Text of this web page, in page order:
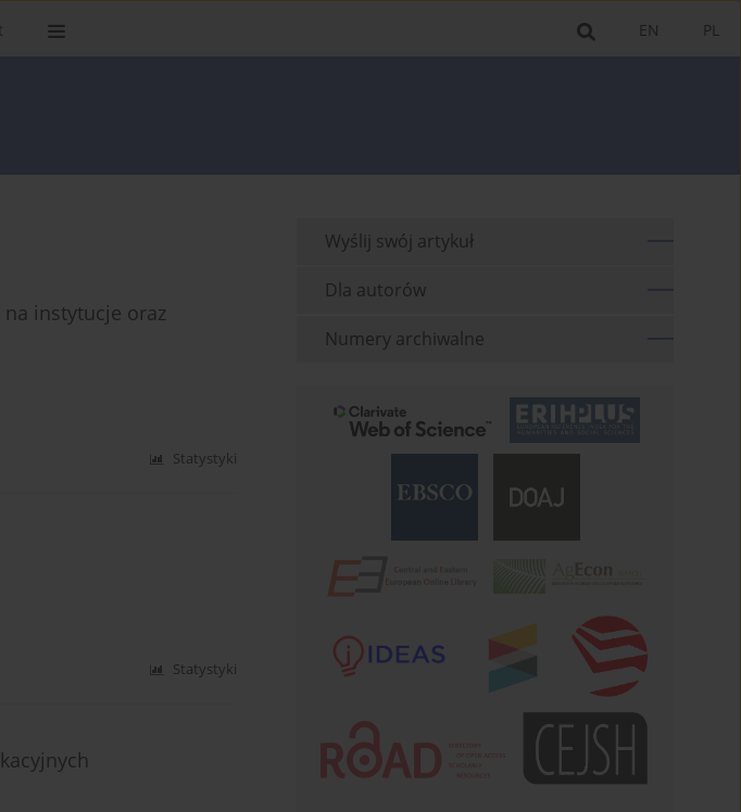
PL
EN
na instytucje oraz
Statystyki
Statystyki
Wyślij swój artykuł
Dla autorów
Numery archiwalne